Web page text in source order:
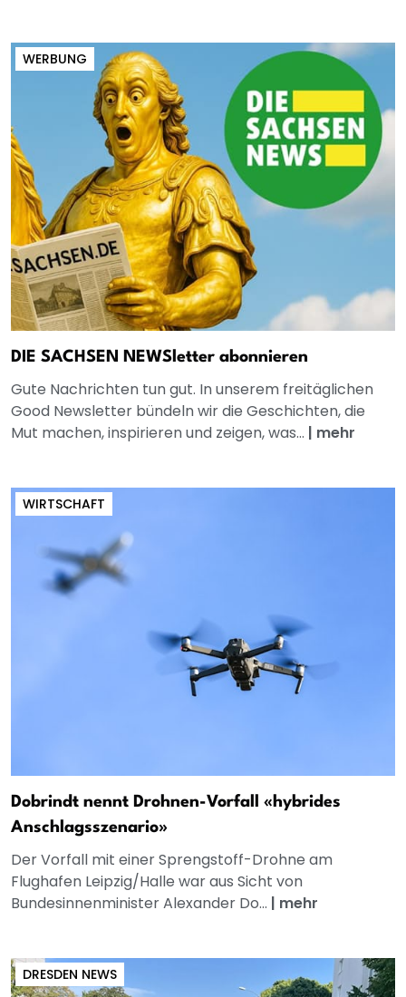
WERBUNG
DIE SACHSEN NEWSletter abonnieren
Gute Nachrichten tun gut. In unserem freitäglichen
Good Newsletter bündeln wir die Geschichten, die
Mut machen, inspirieren und zeigen, was... | mehr
WIRTSCHAFT
Dobrindt nennt Drohnen-Vorfall «hybrides
Anschlagsszenario»
Der Vorfall mit einer Sprengstoff-Drohne am
Flughafen Leipzig/Halle war aus Sicht von
Bundesinnenminister Alexander Do... | mehr
DRESDEN NEWS